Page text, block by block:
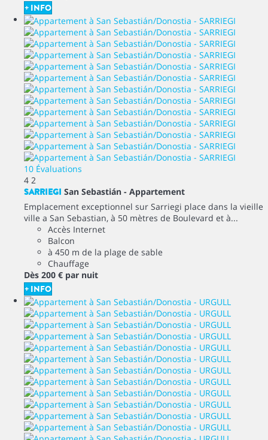
+ INFO
10 Évaluations
4 2
SARRIEGI San Sebastián - Appartement
Emplacement exceptionnel sur Sarriegi place dans la vieille
ville a San Sebastian, à 50 mètres de Boulevard et à...
Accès Internet
Balcon
à 450 m de la plage de sable
Chauffage
Dès 200 € par nuit
+ INFO